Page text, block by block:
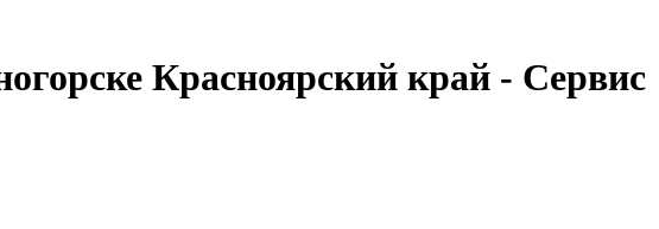
Красноярский край - Сервис